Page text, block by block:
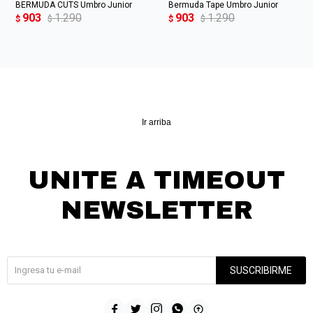
BERMUDA CUTS Umbro Junior
$ 903 $ 1.290
Bermuda Tape Umbro Junior
$ 903 $ 1.290
Ir arriba
UNITE A TIMEOUT
NEWSLETTER
SUSCRIBIRME
    